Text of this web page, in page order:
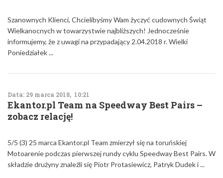
Szanownych Klienci, Chcielibyśmy Wam życzyć cudownych Świąt
Wielkanocnych w towarzystwie najbliższych! Jednocześnie
informujemy, że z uwagi na przypadający 2.04.2018 r. Wielki
Poniedziałek ...
Data: 29 marca 2018, 10:21
Ekantor.pl Team na Speedway Best Pairs –
zobacz relację!
5/5 (3) 25 marca Ekantor.pl Team zmierzył się na toruńskiej
Motoarenie podczas pierwszej rundy cyklu Speedway Best Pairs. W
składzie drużyny znaleźli się Piotr Protasiewicz, Patryk Dudek i ...